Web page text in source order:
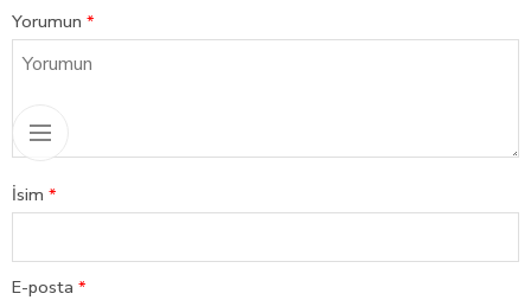
Yorumun *
İsim *
E-posta *